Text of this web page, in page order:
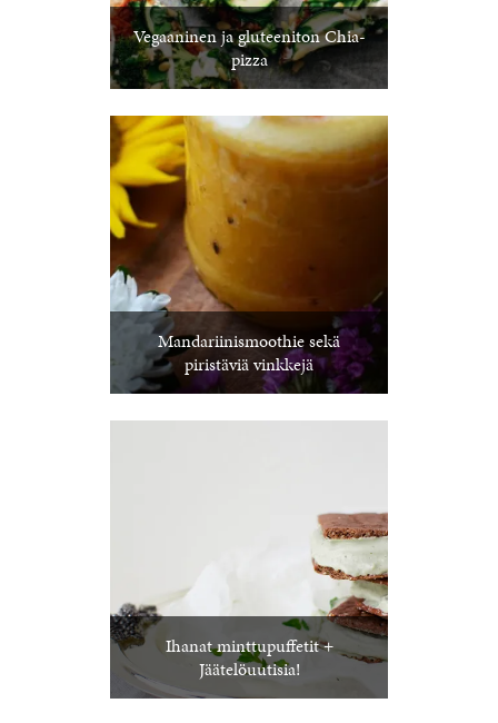
Vegaaninen ja gluteeniton Chia-
pizza
Mandariinismoothie sekä
piristäviä vinkkejä
Ihanat minttupuffetit +
Jäätelöuutisia!